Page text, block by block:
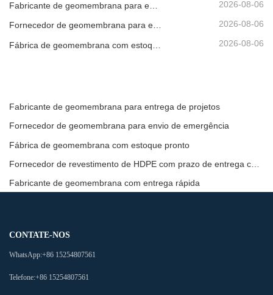
2026-08-06
Fornecedor de geomembrana para envio de emergência 2026-08-06
2026-08-06
Fabricante de geomembrana para entrega de projetos
Fornecedor de geomembrana para envio de emergência
Fábrica de geomembrana com estoque pronto
Fabricante de geomembrana com entrega rápida
CONTATE-NOS
WhatsApp:+86 15254807561
Telefone:+86 15254807561